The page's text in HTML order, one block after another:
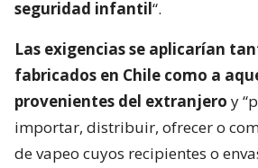
seguridad infantil“.
Las exigencias se aplicarían
fabricados en Chile como a
provenientes del extranjero y
importar, distribuir, ofrecer o
de vapeo cuyos recipientes o